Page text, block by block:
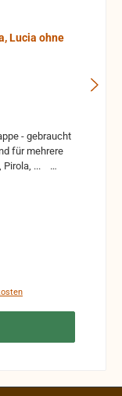
Lucia ohne
Pirola, ...
und die